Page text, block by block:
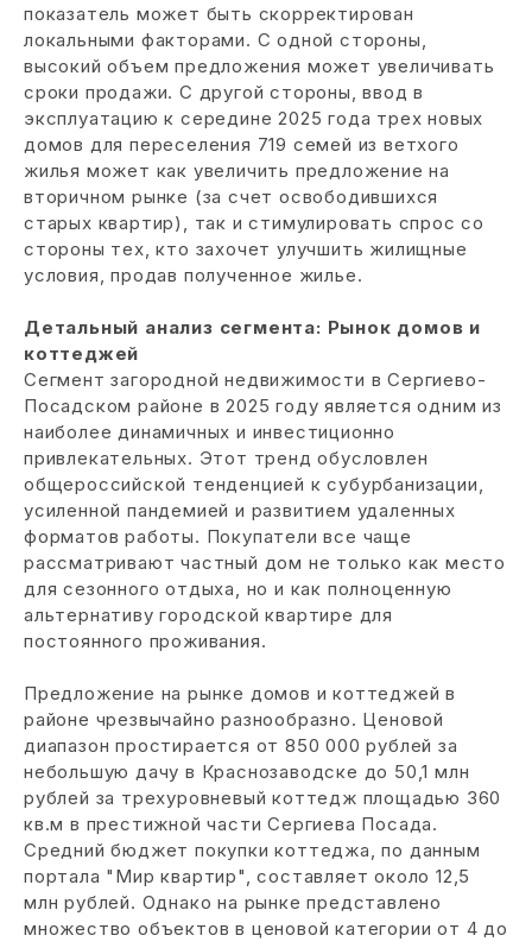
показатель может быть скорректирован
локальными факторами. С одной стороны,
высокий объем предложения может увеличивать
сроки продажи. С другой стороны, ввод в
эксплуатацию к середине 2025 года трех новых
домов для переселения 719 семей из ветхого
жилья может как увеличить предложение на
вторичном рынке (за счет освободившихся
старых квартир), так и стимулировать спрос со
стороны тех, кто захочет улучшить жилищные
условия, продав полученное жилье.
Детальный анализ сегмента: Рынок домов и
коттеджей
Сегмент загородной недвижимости в Сергиево-
Посадском районе в 2025 году является одним из
наиболее динамичных и инвестиционно
привлекательных. Этот тренд обусловлен
общероссийской тенденцией к субурбанизации,
усиленной пандемией и развитием удаленных
форматов работы. Покупатели все чаще
рассматривают частный дом не только как место
для сезонного отдыха, но и как полноценную
альтернативу городской квартире для
постоянного проживания.
Предложение на рынке домов и коттеджей в
районе чрезвычайно разнообразно. Ценовой
диапазон простирается от 850 000 рублей за
небольшую дачу в Краснозаводске до 50,1 млн
рублей за трехуровневый коттедж площадью 360
кв.м в престижной части Сергиева Посада.
Средний бюджет покупки коттеджа, по данным
портала "Мир квартир", составляет около 12,5
млн рублей. Однако на рынке представлено
множество объектов в ценовой категории от 4 до